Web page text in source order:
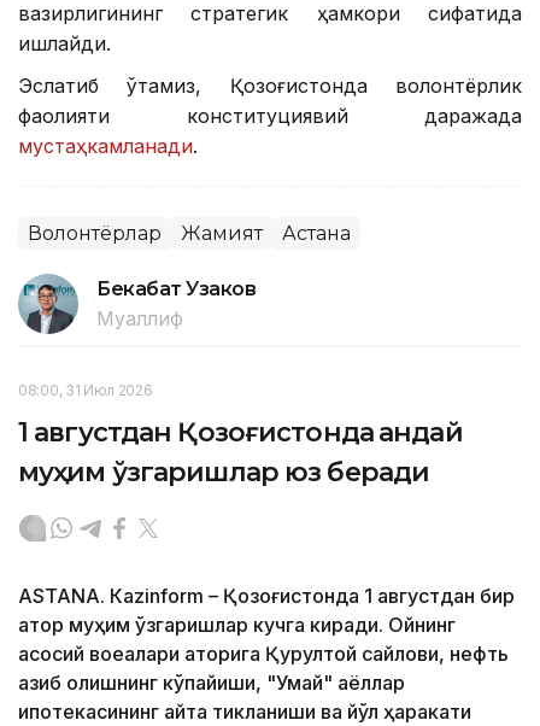
вазирлигининг стратегик ҳамкори сифатида
ишлайди.
Эслатиб ўтамиз, Қозоғистонда волонтёрлик
фаолияти конституциявий даражада
мустаҳкамланади.
Волонтёрлар Жамият Астана
Бекабат Узаков
Муаллиф
08:00, 31 Июл 2026
1 августдан Қозоғистонда қандай
муҳим ўзгаришлар юз беради
ASTANА. Кazinform – Қозоғистонда 1 августдан бир
қатор муҳим ўзгаришлар кучга киради. Ойнинг
асосий воқеалари қаторига Қурултой сайлови, нефть
қазиб олишнинг кўпайиши, "Умай" аёллар
ипотекасининг қайта тикланиши ва йўл ҳаракати